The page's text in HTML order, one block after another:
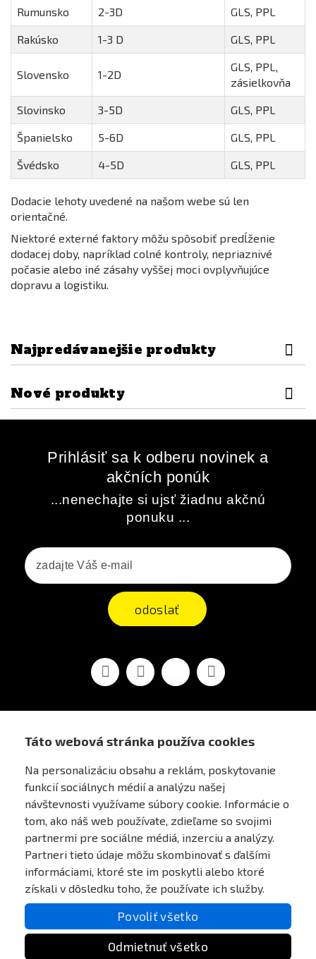
Táto webová stránka používa cookies
Na personalizáciu obsahu a reklám, poskytovanie
funkcií sociálnych médií a analýzu našej
návštevnosti využívame súbory cookie. Informácie o
tom, ako náš web používate, zdieľame so svojimi
partnermi pre sociálne médiá, inzerciu a analýzy.
Partneri tieto údaje môžu skombinovať s ďalšími
informáciami, ktoré ste im poskytli alebo ktoré
získali v dôsledku toho, že používate ich služby.
Povoliť všetko
Odmietnuť všetko
Rumunsko 2-3D GLS, PPL
Rakúsko 1-3 D GLS, PPL
Slovensko 1-2D
GLS, PPL,
zásielkovňa
Slovinsko 3-5D GLS, PPL
Španielsko 5-6D GLS, PPL
Švédsko 4-5D GLS, PPL
Dodacie lehoty uvedené na našom webe sú len
orientačné.
Niektoré externé faktory môžu spôsobiť predĺženie
dodacej doby, napríklad colné kontroly, nepriaznivé
počasie alebo iné zásahy vyššej moci ovplyvňujúce
dopravu a logistiku.
Najpredávanejšie produkty
Nové produkty
Prihlásiť sa k odberu novinek a
akčních ponúk
...nenechajte si ujsť žiadnu akčnú
ponuku ...
odoslať
FacebookYoutubeVimeo Instagram
AIRSOFT OBCHOD PRAHA
PRE ZÁKAZNÍKOV
MÔJ ÚČET
ONLINE PLATEBNÍ BRÁNA